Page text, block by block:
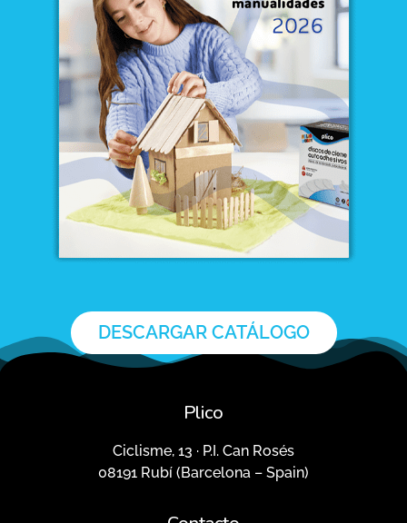
DESCARGAR CATÁLOGO
Plico
Ciclisme, 13 · P.I. Can Rosés
08191 Rubí (Barcelona – Spain)